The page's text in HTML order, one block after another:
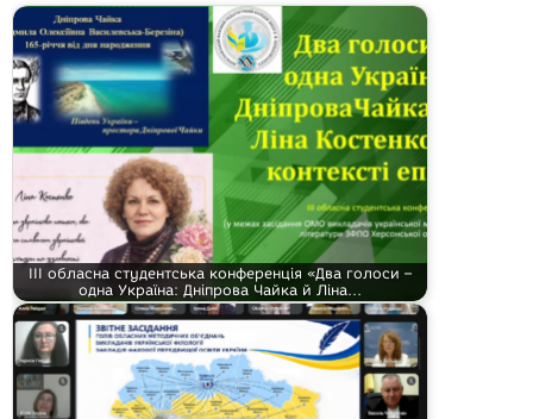
ІІІ обласна студентська конференція «Два голоси –
одна Україна: Дніпрова Чайка й Ліна…